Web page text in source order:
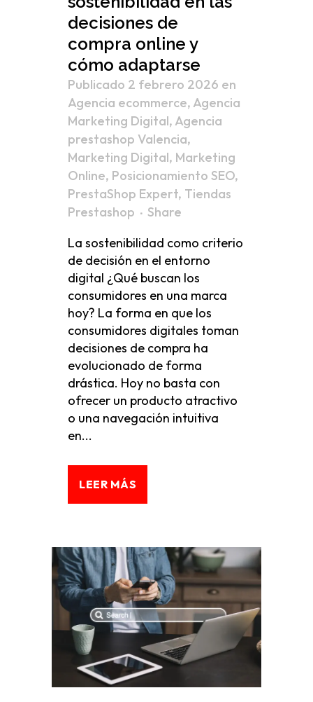
decisiones de
compra online y
cómo adaptarse
Publicado 2 febrero 2026 en
Agencia ecommerce, Agencia
Marketing Digital, Agencia
prestashop Valencia,
Marketing Digital, Marketing
Online, Posicionamiento SEO,
PrestaShop Expert, Tiendas
Prestashop
Share
La sostenibilidad como criterio
de decisión en el entorno
digital ¿Qué buscan los
consumidores en una marca
hoy? La forma en que los
consumidores digitales toman
decisiones de compra ha
evolucionado de forma
drástica. Hoy no basta con
ofrecer un producto atractivo
o una navegación intuitiva
en...
LEER MÁS